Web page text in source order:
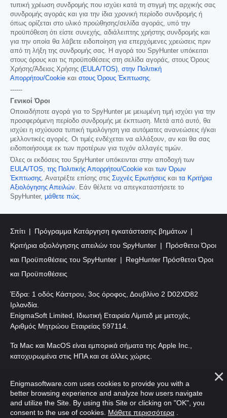
τυπική χρέωση συνδρομής που ισχύει κατά τη στιγμή της αρχικής σας
συνδρομής αγοράς και για την ίδια χρονική περίοδο συνδρομής ή
όπως ορίζεται στο υλικό προώθησης/σελίδα αγοράς, υπό την
προϋπόθεση ότι είστε συνεχής, αδιάλειπτης χρήστης συνδρομής και
για την οποία θα λάβετε ειδοποίηση για επερχόμενες χρεώσεις πριν
από τη λήξη της συνδρομής σας. Η αγορά του SpyHunter υπόκειται
στους όρους και τις προϋποθέσεις στη σελίδα αγοράς, στους Όρους
Χρήσης/Άδειας Χρήσης (EULA/TOS) στην Πολιτική
Απορρήτου/Cookie και στους Όρους Έκπτωσης
------
Γενικοί Όροι
Οποιαδήποτε αγορά για το SpyHunter με μειωμένη τιμή ισχύει για την
προσφερόμενη περίοδο συνδρομής με έκπτωση. Μετά από αυτό, θα
ισχύει η ισχύουσα τυπική τιμολόγηση για αυτόματες ανανεώσεις ή/και
μελλοντικές αγορές. Οι τιμές ενδέχεται να αλλάξουν, αν και θα σας
ειδοποιήσουμε εκ των προτέρων για τυχόν αλλαγές τιμών.
Όλες οι εκδόσεις του SpyHunter υπόκεινται στην αποδοχή των
EULA/TOS
της Πολιτικής Απορρήτου/Cookie και των Όρων
Έκπτωσης . Ανατρέξτε επίσης στις Συχνές Ερωτήσεις και τα Κριτήρια
Αξιολόγησης Απειλών . Εάν θέλετε να απεγκαταστήσετε το
SpyHunter, μάθετε πώς
Σπίτι
Πρόγραμμα Κατάργηση εγκατάστασης βημάτων
Κριτήρια αξιολόγησης απειλών του SpyHunter
Πρόσθετοι Όροι
και Προϋποθέσεις του SpyHunter
RegHunter Πρόσθετοι Όροι
και Προϋποθέσεις
Έδρα: 1 οδός Κάστρου, 3ος όροφος, Δουβλίνο 2 D02XD82
Ιρλανδία.
EnigmaSoft Limited, Ιδιωτική Εταιρεία Λίμιτεδ με μετοχές,
Αριθμός Μητρώου Εταιρείας 597114.
Τα Mac και MacOS είναι εμπορικά σήματα της Apple Inc.,
κατοχυρωμένα στις ΗΠΑ και σε άλλες χώρες.
επιφύλαξη παντός δικαιώματος.
Enigmasoftware.com uses cookies to provide you with a
better browsing experience and analyze how users navigate
and utilize the Site. By using this Site or clicking on "OK", you
consent to the use of cookies. Μάθετε περισσότερα